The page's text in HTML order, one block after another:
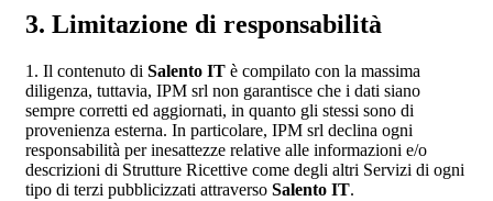
3. Limitazione di responsabilità
1. Il contenuto di Salento IT è compilato con la massima
diligenza, tuttavia, IPM srl non garantisce che i dati siano
sempre corretti ed aggiornati, in quanto gli stessi sono di
provenienza esterna. In particolare, IPM srl declina ogni
responsabilità per inesattezze relative alle informazioni e/o
descrizioni di Strutture Ricettive come degli altri Servizi di ogni
tipo di terzi pubblicizzati attraverso Salento IT.